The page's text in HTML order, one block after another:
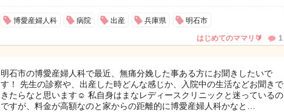
博愛産婦人科 病院 出産 兵庫県 明石市
はじめてのママリ🔰 1
明石市の博愛産婦人科で最近、無痛分娩した事ある方にお聞きしたいで
す！ 先生の診察や、出産した時どんな感じか、入院中の生活などお聞きで
きたらなと思います☺️ 私自身はまなレディースクリニックと迷っているの
ですが、料金が高額なのと家からの距離的に博愛産婦人科かなと…